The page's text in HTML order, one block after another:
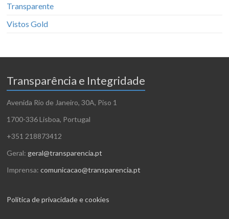
Transparente
Vistos Gold
Transparência e Integridade
Avenida Rio de Janeiro, 30A, Piso 1
1700-336 Lisboa, Portugal
+351 218873412
Geral: geral@transparencia.pt
Imprensa:comunicacao@transparencia.pt
Política de privacidade e cookies